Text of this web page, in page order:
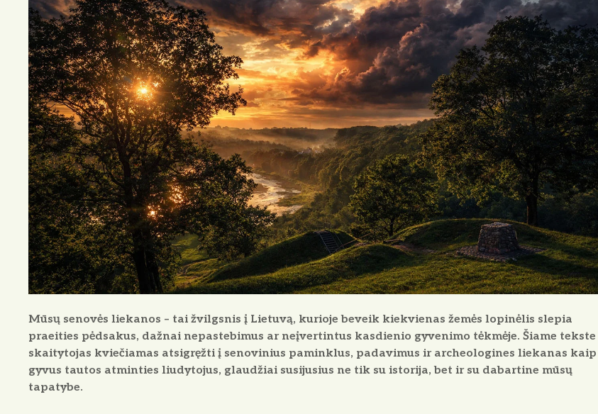
Mūsų senovės liekanos – tai žvilgsnis į Lietuvą, kurioje beveik kiekvienas žemės lopinėlis slepia
praeities pėdsakus, dažnai nepastebimus ar neįvertintus kasdienio gyvenimo tėkmėje. Šiame tekste
skaitytojas kviečiamas atsigręžti į senovinius paminklus, padavimus ir archeologines liekanas kaip
gyvus tautos atminties liudytojus, glaudžiai susijusius ne tik su istorija, bet ir su dabartine mūsų
tapatybe.